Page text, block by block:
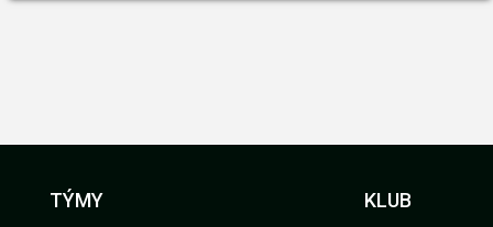
TÝMY KLUB